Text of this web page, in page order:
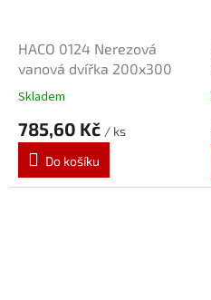
HACO 0124 Nerezová
vanová dvířka 200x300
Skladem
785,60 Kč / ks
Do košíku